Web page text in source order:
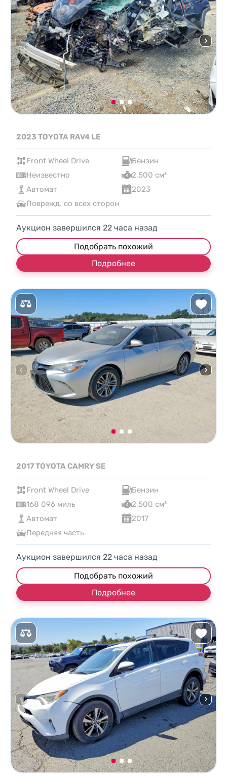
2023 TOYOTA RAV4 LE
Front Wheel Drive
Бензин
Неизвестно
2,500 см³
Автомат
2023
Поврежд. со всех сторон
Аукцион завершился 22 часа назад
Подобрать похожий
Подробнее
2017 TOYOTA CAMRY SE
Front Wheel Drive
Бензин
168 096 миль
2,500 см³
Автомат
2017
Передняя часть
Аукцион завершился 22 часа назад
Подобрать похожий
Подробнее